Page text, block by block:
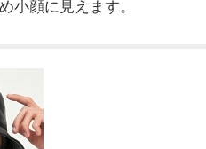
小顔に見えます。